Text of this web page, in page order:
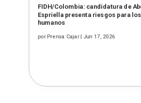
FIDH/Colombia: candidatura de
Espriella presenta riesgos para
humanos
porPrensa Cajar| Jun 17, 2026